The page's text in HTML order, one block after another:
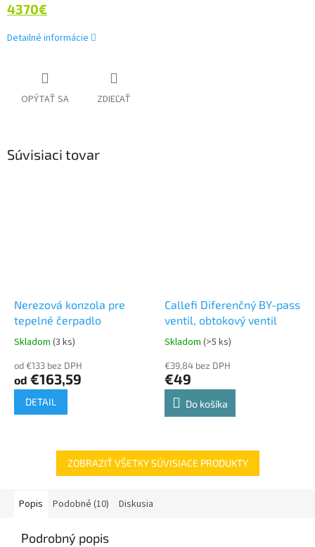
4370€
Detailné informácie
OPÝTAŤ SA ZDIEĽAŤ
Súvisiaci tovar
Nerezová konzola pre
tepelné čerpadlo
Skladom (3 ks)
od €133 bez DPH
od €163,59
DETAIL
Callefi Diferenčný BY-pass
ventil, obtokový ventil
Skladom (>5 ks)
€39,84 bez DPH
€49
Do košíka
ZOBRAZIŤ VŠETKY SÚVISIACE PRODUKTY
Popis Podobné (10) Diskusia
Podrobný popis